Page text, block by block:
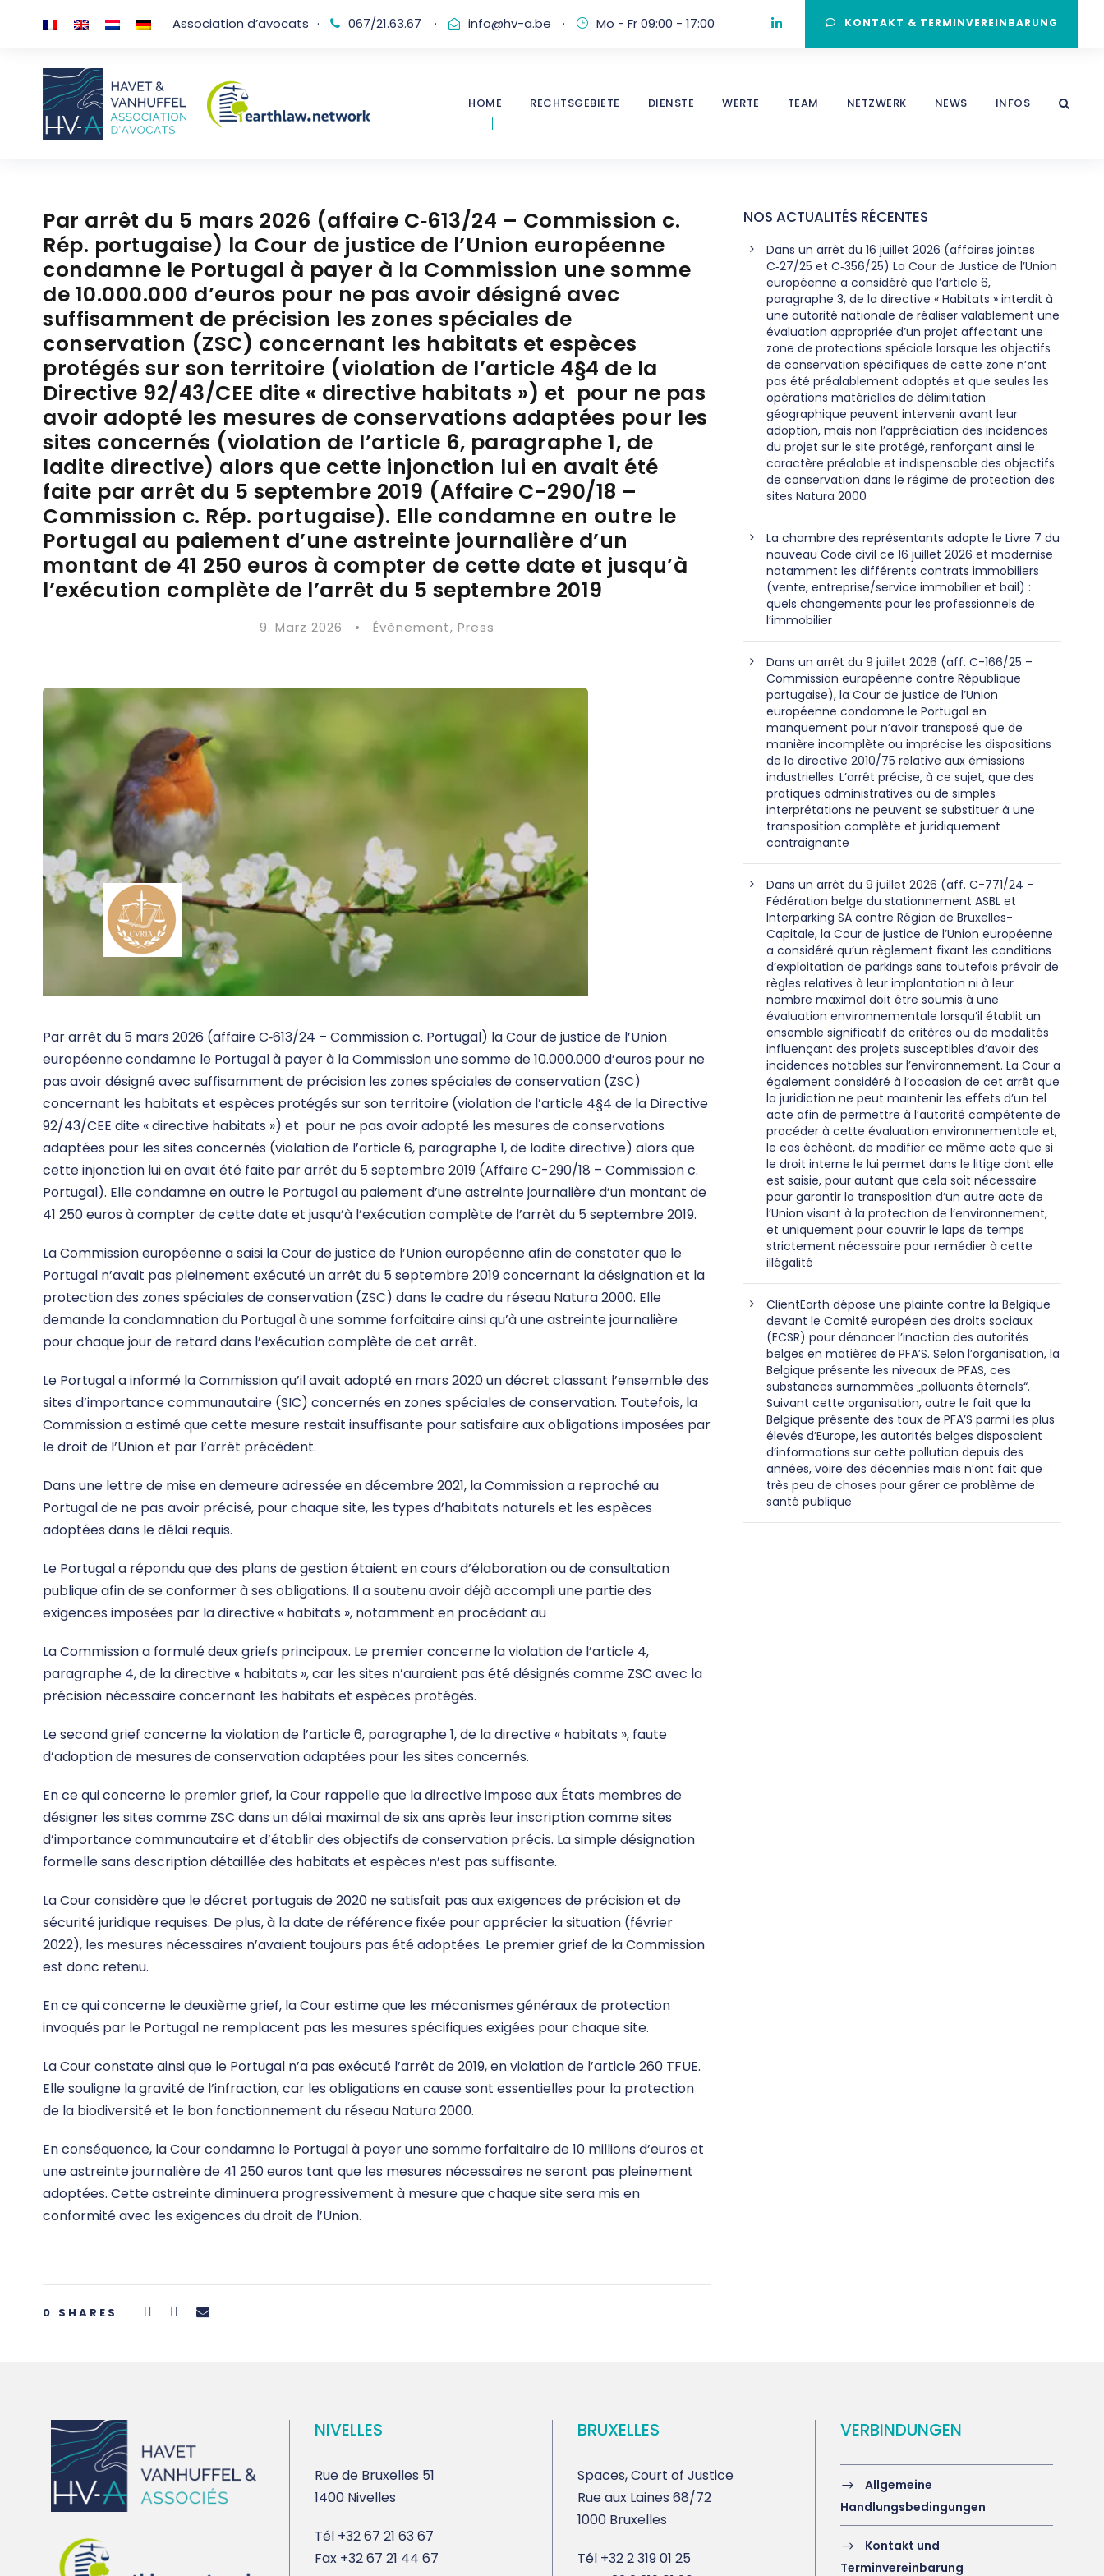
Association d’avocats · 067/21.63.67 · info@hv-a.be · Mo - Fr 09:00 - 17:00 KONTAKT & TERMINVEREINBARUNG
HOME RECHTSGEBIETE DIENSTE WERTE TEAM NETZWERK NEWS INFOS
Par arrêt du 5 mars 2026 (affaire C‑613/24 – Commission c.
Rép. portugaise) la Cour de justice de l’Union européenne
condamne le Portugal à payer à la Commission une somme
de 10.000.000 d’euros pour ne pas avoir désigné avec
suffisamment de précision les zones spéciales de
conservation (ZSC) concernant les habitats et espèces
protégés sur son territoire (violation de l’article 4§4 de la
Directive 92/43/CEE dite « directive habitats ») et pour ne pas
avoir adopté les mesures de conservations adaptées pour les
sites concernés (violation de l’article 6, paragraphe 1, de
ladite directive) alors que cette injonction lui en avait été
faite par arrêt du 5 septembre 2019 (Affaire C-290/18 –
Commission c. Rép. portugaise). Elle condamne en outre le
Portugal au paiement d’une astreinte journalière d’un
montant de 41 250 euros à compter de cette date et jusqu’à
l’exécution complète de l’arrêt du 5 septembre 2019
9. März 2026 • Évènement, Press
Par arrêt du 5 mars 2026 (affaire C‑613/24 – Commission c. Portugal) la Cour de justice de l’Union
européenne condamne le Portugal à payer à la Commission une somme de 10.000.000 d’euros pour ne
pas avoir désigné avec suffisamment de précision les zones spéciales de conservation (ZSC)
concernant les habitats et espèces protégés sur son territoire (violation de l’article 4§4 de la Directive
92/43/CEE dite « directive habitats ») et pour ne pas avoir adopté les mesures de conservations
adaptées pour les sites concernés (violation de l’article 6, paragraphe 1, de ladite directive) alors que
cette injonction lui en avait été faite par arrêt du 5 septembre 2019 (Affaire C-290/18 – Commission c.
Portugal). Elle condamne en outre le Portugal au paiement d’une astreinte journalière d’un montant de
41 250 euros à compter de cette date et jusqu’à l’exécution complète de l’arrêt du 5 septembre 2019.
La Commission européenne a saisi la Cour de justice de l’Union européenne afin de constater que le
Portugal n’avait pas pleinement exécuté un arrêt du 5 septembre 2019 concernant la désignation et la
protection des zones spéciales de conservation (ZSC) dans le cadre du réseau Natura 2000. Elle
demande la condamnation du Portugal à une somme forfaitaire ainsi qu’à une astreinte journalière
pour chaque jour de retard dans l’exécution complète de cet arrêt.
Le Portugal a informé la Commission qu’il avait adopté en mars 2020 un décret classant l’ensemble des
sites d’importance communautaire (SIC) concernés en zones spéciales de conservation. Toutefois, la
Commission a estimé que cette mesure restait insuffisante pour satisfaire aux obligations imposées par
le droit de l’Union et par l’arrêt précédent.
Dans une lettre de mise en demeure adressée en décembre 2021, la Commission a reproché au
Portugal de ne pas avoir précisé, pour chaque site, les types d’habitats naturels et les espèces
adoptées dans le délai requis.
Le Portugal a répondu que des plans de gestion étaient en cours d’élaboration ou de consultation
publique afin de se conformer à ses obligations. Il a soutenu avoir déjà accompli une partie des
exigences imposées par la directive « habitats », notamment en procédant au
La Commission a formulé deux griefs principaux. Le premier concerne la violation de l’article 4,
paragraphe 4, de la directive « habitats », car les sites n’auraient pas été désignés comme ZSC avec la
précision nécessaire concernant les habitats et espèces protégés.
Le second grief concerne la violation de l’article 6, paragraphe 1, de la directive « habitats », faute
d’adoption de mesures de conservation adaptées pour les sites concernés.
En ce qui concerne le premier grief, la Cour rappelle que la directive impose aux États membres de
désigner les sites comme ZSC dans un délai maximal de six ans après leur inscription comme sites
d’importance communautaire et d’établir des objectifs de conservation précis. La simple désignation
formelle sans description détaillée des habitats et espèces n’est pas suffisante.
La Cour considère que le décret portugais de 2020 ne satisfait pas aux exigences de précision et de
sécurité juridique requises. De plus, à la date de référence fixée pour apprécier la situation (février
2022), les mesures nécessaires n’avaient toujours pas été adoptées. Le premier grief de la Commission
est donc retenu.
En ce qui concerne le deuxième grief, la Cour estime que les mécanismes généraux de protection
invoqués par le Portugal ne remplacent pas les mesures spécifiques exigées pour chaque site.
La Cour constate ainsi que le Portugal n’a pas exécuté l’arrêt de 2019, en violation de l’article 260 TFUE.
Elle souligne la gravité de l’infraction, car les obligations en cause sont essentielles pour la protection
de la biodiversité et le bon fonctionnement du réseau Natura 2000.
En conséquence, la Cour condamne le Portugal à payer une somme forfaitaire de 10 millions d’euros et
une astreinte journalière de 41 250 euros tant que les mesures nécessaires ne seront pas pleinement
adoptées. Cette astreinte diminuera progressivement à mesure que chaque site sera mis en
conformité avec les exigences du droit de l’Union.
0 SHARES
NOS ACTUALITÉS RÉCENTES
Dans un arrêt du 16 juillet 2026 (affaires jointes
C‑27/25 et C‑356/25) La Cour de Justice de l’Union
européenne a considéré que l’article 6,
paragraphe 3, de la directive « Habitats » interdit à
une autorité nationale de réaliser valablement une
évaluation appropriée d’un projet affectant une
zone de protections spéciale lorsque les objectifs
de conservation spécifiques de cette zone n’ont
pas été préalablement adoptés et que seules les
opérations matérielles de délimitation
géographique peuvent intervenir avant leur
adoption, mais non l’appréciation des incidences
du projet sur le site protégé, renforçant ainsi le
caractère préalable et indispensable des objectifs
de conservation dans le régime de protection des
sites Natura 2000
La chambre des représentants adopte le Livre 7 du
nouveau Code civil ce 16 juillet 2026 et modernise
notamment les différents contrats immobiliers
(vente, entreprise/service immobilier et bail) :
quels changements pour les professionnels de
l’immobilier
Dans un arrêt du 9 juillet 2026 (aff. C-166/25 –
Commission européenne contre République
portugaise), la Cour de justice de l’Union
européenne condamne le Portugal en
manquement pour n’avoir transposé que de
manière incomplète ou imprécise les dispositions
de la directive 2010/75 relative aux émissions
industrielles. L’arrêt précise, à ce sujet, que des
pratiques administratives ou de simples
interprétations ne peuvent se substituer à une
transposition complète et juridiquement
contraignante
Dans un arrêt du 9 juillet 2026 (aff. C-771/24 –
Fédération belge du stationnement ASBL et
Interparking SA contre Région de Bruxelles-
Capitale, la Cour de justice de l’Union européenne
a considéré qu’un règlement fixant les conditions
d’exploitation de parkings sans toutefois prévoir de
règles relatives à leur implantation ni à leur
nombre maximal doit être soumis à une
évaluation environnementale lorsqu’il établit un
ensemble significatif de critères ou de modalités
influençant des projets susceptibles d’avoir des
incidences notables sur l’environnement. La Cour a
également considéré à l’occasion de cet arrêt que
la juridiction ne peut maintenir les effets d’un tel
acte afin de permettre à l’autorité compétente de
procéder à cette évaluation environnementale et,
le cas échéant, de modifier ce même acte que si
le droit interne le lui permet dans le litige dont elle
est saisie, pour autant que cela soit nécessaire
pour garantir la transposition d’un autre acte de
l’Union visant à la protection de l’environnement,
et uniquement pour couvrir le laps de temps
strictement nécessaire pour remédier à cette
illégalité
ClientEarth dépose une plainte contre la Belgique
devant le Comité européen des droits sociaux
(ECSR) pour dénoncer l’inaction des autorités
belges en matières de PFA’S. Selon l’organisation, la
Belgique présente les niveaux de PFAS, ces
substances surnommées „polluants éternels“.
Suivant cette organisation, outre le fait que la
Belgique présente des taux de PFA’S parmi les plus
élevés d’Europe, les autorités belges disposaient
d’informations sur cette pollution depuis des
années, voire des décennies mais n’ont fait que
très peu de choses pour gérer ce problème de
santé publique
NIVELLES
Rue de Bruxelles 51
1400 Nivelles
Tél +32 67 21 63 67
Fax +32 67 21 44 67
BRUXELLES
Spaces, Court of Justice
Rue aux Laines 68/72
1000 Bruxelles
Tél +32 2 319 01 25
VERBINDUNGEN
Allgemeine
Handlungsbedingungen
Kontakt und
Terminvereinbarung